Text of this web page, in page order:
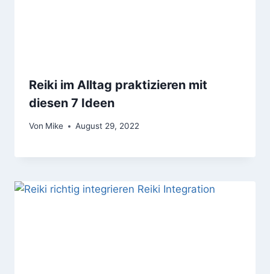
Reiki im Alltag praktizieren mit
diesen 7 Ideen
Von Mike August 29, 2022